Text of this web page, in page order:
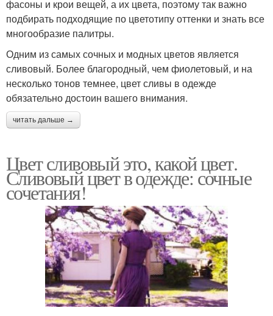
фасоны и крои вещей, а их цвета, поэтому так важно
подбирать подходящие по цветотипу оттенки и знать все
многообразие палитры.
Одним из самых сочных и модных цветов является
сливовый. Более благородный, чем фиолетовый, и на
несколько тонов темнее, цвет сливы в одежде
обязательно достоин вашего внимания.
читать дальше →
Цвет сливовый это, какой цвет.
Сливовый цвет в одежде: сочные
сочетания!